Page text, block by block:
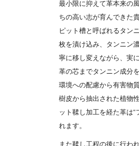
最小限に抑えて革本来の
ちの高い志が育んできた
ピット槽と呼ばれるタン
枚を漬け込み、タンニン
寧に移し変えながら、実
革の芯までタンニン成分
環境への配慮から有害物
樹皮から抽出された植物
ット鞣し加工を経た革は
れます。
また鞣し工程の後に行わ